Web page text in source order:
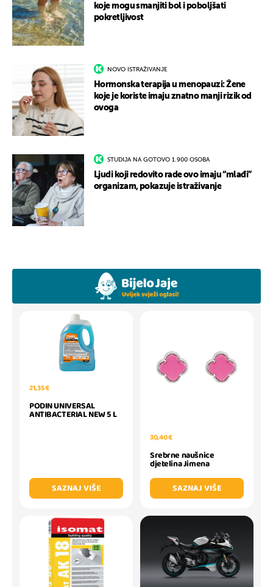
koje mogu smanjiti bol i poboljšati
pokretljivost
NOVO ISTRAŽIVANJE
Hormonska terapija u menopauzi: Žene
koje je koriste imaju znatno manji rizik od
ovoga
STUDIJA NA GOTOVO 1.900 OSOBA
Ljudi koji redovito rade ovo imaju “mlađi”
organizam, pokazuje istraživanje
21,35 €
PODIN UNIVERSAL
ANTIBACTERIAL NEW 5 L
SAZNAJ VIŠE
30,40 €
Srebrne naušnice
djetelina Jimena
SAZNAJ VIŠE